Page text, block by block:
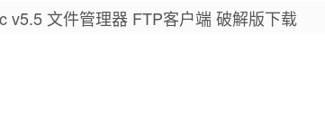
v5.5 文件管理器 FTP客户端 破解版下载